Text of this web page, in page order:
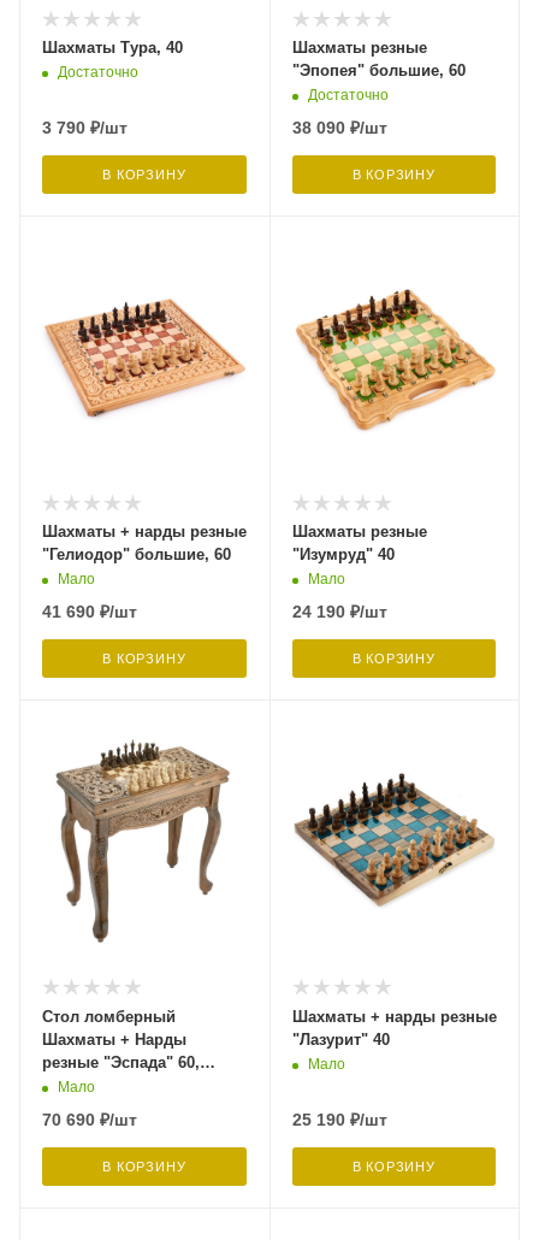
Шахматы Тура, 40
Достаточно
3 790 ₽/шт
В КОРЗИНУ
Шахматы резные
"Эпопея" большие, 60
Достаточно
38 090₽/шт
В КОРЗИНУ
Шахматы + нарды резные
"Гелиодор" большие, 60
Мало
41 690 ₽/шт
В КОРЗИНУ
Шахматы резные
"Изумруд" 40
Мало
24 190₽/шт
В КОРЗИНУ
Стол ломберный
Шахматы + Нарды
резные "Эспада" 60,
Harutyunyan
Мало
70 690 ₽/шт
В КОРЗИНУ
Шахматы + нарды резные
"Лазурит" 40
Мало
25 190₽/шт
В КОРЗИНУ